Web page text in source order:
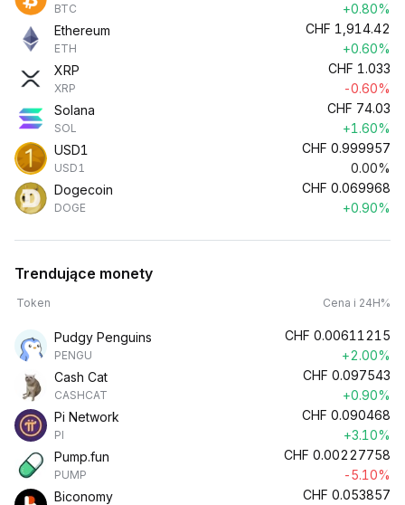
BTC
+0.80%
Ethereum
ETH
CHF 1,914.42
+0.60%
XRP
XRP
CHF 1.033
-0.60%
Solana
SOL
CHF 74.03
+1.60%
USD1
USD1
CHF 0.999957
0.00%
Dogecoin
DOGE
CHF 0.069968
+0.90%
Trendujące monety
Token Cena i 24H%
Pudgy Penguins
PENGU
CHF 0.00611215
+2.00%
Cash Cat
CASHCAT
CHF 0.097543
+0.90%
Pi Network
PI
CHF 0.090468
+3.10%
Pump.fun
PUMP
CHF 0.00227758
-5.10%
Biconomy
CHF 0.053857